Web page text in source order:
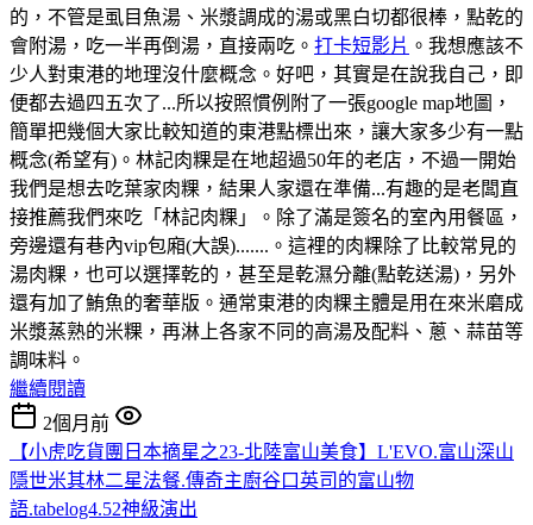
的，不管是虱目魚湯、米漿調成的湯或黑白切都很棒，點乾的
會附湯，吃一半再倒湯，直接兩吃。 打卡短影片 。我想應該不
少人對東港的地理沒什麼概念。好吧，其實是在說我自己，即
便都去過四五次了...所以按照慣例附了一張google map地圖，
簡單把幾個大家比較知道的東港點標出來，讓大家多少有一點
概念(希望有)。林記肉粿是在地超過50年的老店，不過一開始
我們是想去吃葉家肉粿，結果人家還在準備...有趣的是老闆直
接推薦我們來吃「林記肉粿」。除了滿是簽名的室內用餐區，
旁邊還有巷內vip包廂(大誤).......。這裡的肉粿除了比較常見的
湯肉粿，也可以選擇乾的，甚至是乾濕分離(點乾送湯)，另外
還有加了鮪魚的奢華版。通常東港的肉粿主體是用在來米磨成
米漿蒸熟的米粿，再淋上各家不同的高湯及配料、蔥、蒜苗等
調味料。
繼續閱讀
2個月前
【小虎吃貨團日本摘星之23-北陸富山美食】L'EVO.富山深山
隱世米其林二星法餐.傳奇主廚谷口英司的富山物
語.tabelog4.52神級演出